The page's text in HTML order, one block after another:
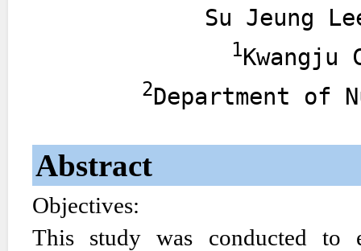
Su Jeung
1
2Department of
Abstract
Objectives:
This study was conducted to